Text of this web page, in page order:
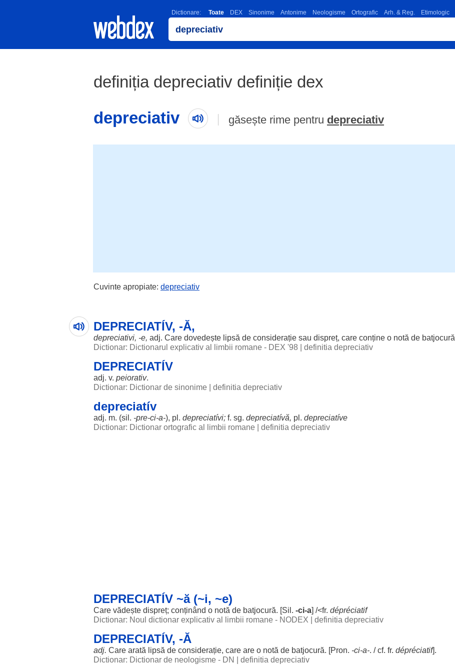
Dictionare: Toate DEX Sinonime Antonime Neologisme Ortografic Arh. & Reg. Etimologic
definiția depreciativ definiție dex
depreciativ
găsește rime pentru depreciativ
Cuvinte apropiate: depreciativ
DEPRECIATÍV, -Ă,
depreciativi, -e, adj. Care dovedește lipsă de considerație sau dispreț, care conține o notă de batjocură
Dictionar: Dictionarul explicativ al limbii romane - DEX '98
definitia depreciativ
DEPRECIATÍV
adj. v. peiorativ.
Dictionar: Dictionar de sinonime
definitia depreciativ
depreciatív
adj. m. (sil . -pre-ci-a-), pl. depreciatívi; f. sg. depreciatívă, pl. depreciatíve
Dictionar: Dictionar ortografic al limbii romane
definitia depreciativ
DEPRECIATÍV ~ă (~i, ~e)
Care vădește dispreț; conținând o notă de batjocură. [Sil . -ci-a] /<fr. dépréciatif
Dictionar: Noul dictionar explicativ al limbii romane - NODEX
definitia depreciativ
DEPRECIATÍV, -Ă
adj. Care arată lipsă de considerație, care are o notă de batjocură. [Pron. -ci-a-. / cf. fr. dépréciatif].
Dictionar: Dictionar de neologisme - DN
definitia depreciativ